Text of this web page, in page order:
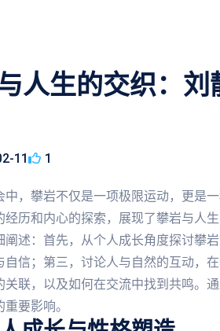
人生的交织：
11 1
中，攀岩不仅是一项极限运动，更是
经历和内心的探索，展现了攀岩与人
阐述：首先，从个人成长角度探讨攀
自信；第三，讨论人与自然的互动，
关联，以及如何在交流中找到共鸣。
要影响。